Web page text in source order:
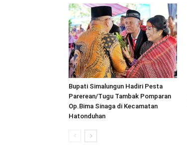
Bupati Simalungun Hadiri Pesta
Parerean/Tugu Tambak Pomparan
Op.Bima Sinaga di Kecamatan
Hatonduhan